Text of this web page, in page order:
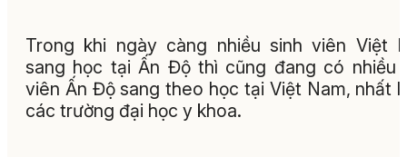
Trong khi ngày càng nhiều sinh viên Việt
sang học tại Ấn Độ thì cũng đang có nhiều
viên Ấn Độ sang theo học tại Việt Nam, nhất
các trường đại học y khoa.